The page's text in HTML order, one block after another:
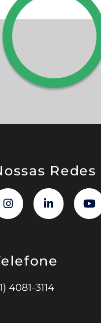
Redes
4081-3114